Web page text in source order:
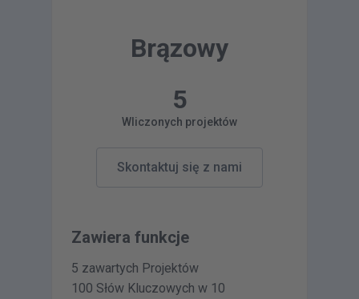
Brązowy
5
Wliczonych projektów
Skontaktuj się z nami
Zawiera funkcje
5 zawartych Projektów
100 Słów Kluczowych w 10